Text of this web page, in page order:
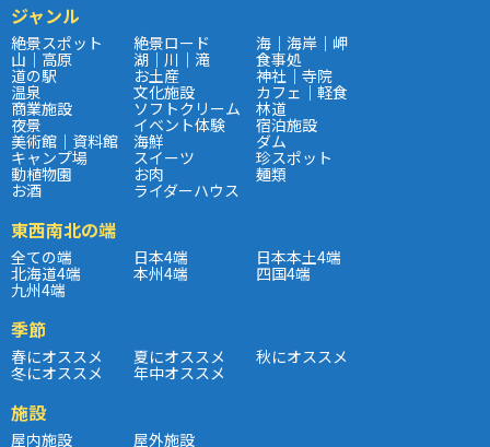
ジャンル
絶景スポット 絶景ロード 海｜海岸｜岬
山｜高原 湖｜川｜滝 食事処
道の駅 お土産 神社｜寺院
温泉 文化施設 カフェ｜軽食
商業施設 ソフトクリーム 林道
夜景 イベント体験 宿泊施設
美術館｜資料館 海鮮 ダム
キャンプ場 スイーツ 珍スポット
動植物園 お肉 麺類
お酒 ライダーハウス
東西南北の端
全ての端 日本4端 日本本土4端
北海道4端 本州4端 四国4端
九州4端
季節
春にオススメ 夏にオススメ 秋にオススメ
冬にオススメ 年中オススメ
施設
屋内施設 屋外施設